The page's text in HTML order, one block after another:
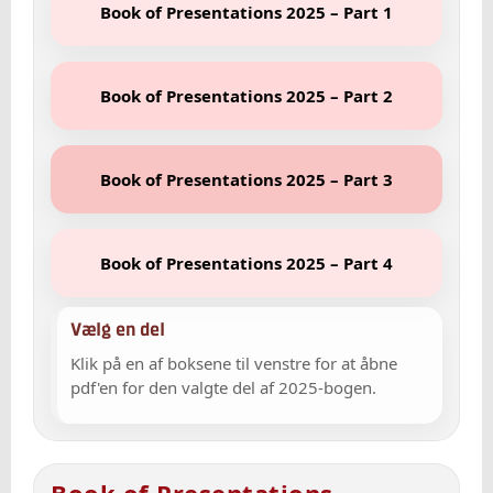
Book of Presentations 2025 – Part 1
Book of Presentations 2025 – Part 2
Book of Presentations 2025 – Part 3
Book of Presentations 2025 – Part 4
Vælg en del
Klik på en af boksene til venstre for at åbne
pdf'en for den valgte del af 2025-bogen.